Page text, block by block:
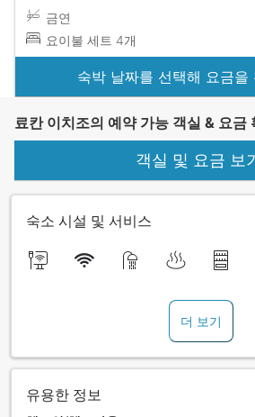
금연
요이불 세트 4개
숙박 날짜를 선택해 요금을
료칸 이치조의 예약 가능 객실 & 요금
객실 및 요금 보
숙소 시설 및 서비스
더 보기
유용한 정보